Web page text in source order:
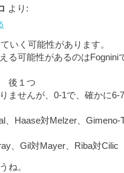
より:
いく可能性があります。
る可能性があるのはFognini
後１つ
ませんが、0-1で、確かに6-
、Haase対Melzer、Gimeno-
、Gil対Mayer、Riba対
ね。